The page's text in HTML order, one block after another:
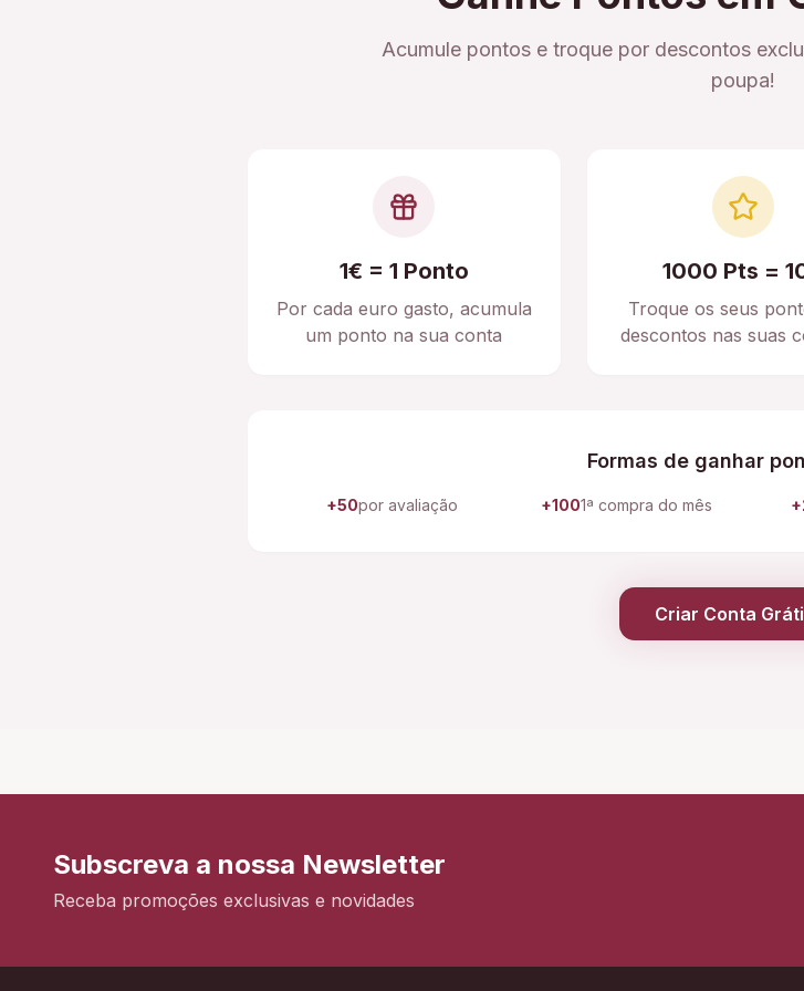
Acumule pontos e troque por descontos
poupa!
1€ = 1 Ponto
Por cada euro gasto, acumula
um ponto na sua conta
1000 Pts =
Troque os seus
descontos nas suas
Formas de ganhar
+50por avaliação +1001ª compra do mês
Criar Conta
Subscreva a nossa Newsletter
Receba promoções exclusivas e novidades